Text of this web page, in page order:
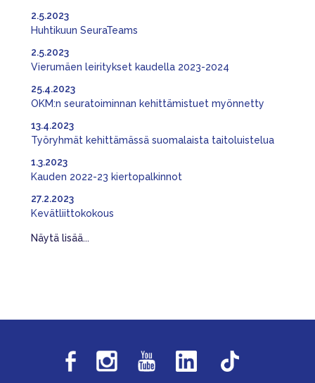
Huhtikuun SeuraTeams
2.5.2023
Vierumäen leiritykset kaudella 2023-2024
2.5.2023
OKM:n seuratoiminnan kehittämistuet myönnetty
25.4.2023
Työryhmät kehittämässä suomalaista taitoluistelua
13.4.2023
Kauden 2022-23 kiertopalkinnot
1.3.2023
Kevätliittokokous
27.2.2023
Näytä lisää...